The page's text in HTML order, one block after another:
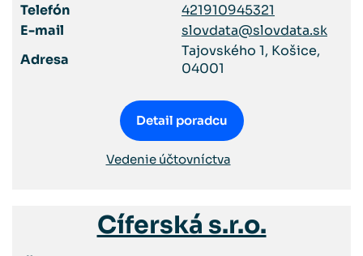
Telefón
421910945321
E-mail
slovdata@slovdata.sk
Adresa
Tajovského 1, Košice,
04001
Detail poradcu
Vedenie účtovníctva
Cíferská s.r.o.